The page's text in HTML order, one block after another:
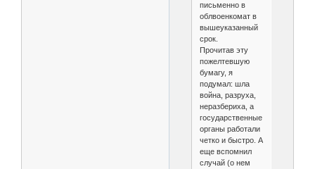
письменно в
облвоенкомат в
вышеуказанный
срок.
Прочитав эту
пожелтевшую
бумагу, я
подумал: шла
война, разруха,
неразбериха, а
государственные
органы работали
четко и быстро. А
еще вспомнил
случай (о нем